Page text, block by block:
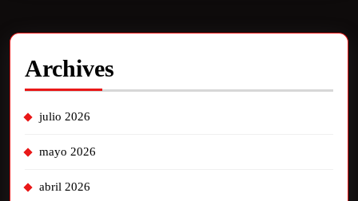
Archives
julio 2026
mayo 2026
abril 2026